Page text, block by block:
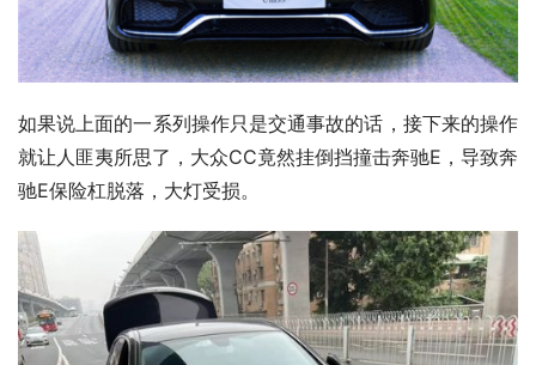
如果说上面的一系列操作只是交通事故的话，接下来的操作
就让人匪夷所思了，大众CC竟然挂倒挡撞击奔驰E，导致奔
驰E保险杠脱落，大灯受损。